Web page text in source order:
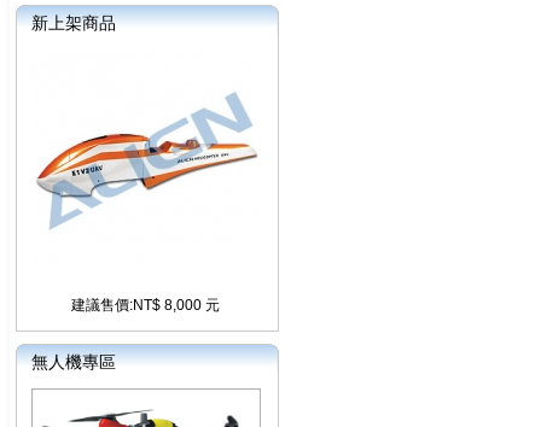
新上架商品
建議售價:NT$ 8,000 元
無人機專區